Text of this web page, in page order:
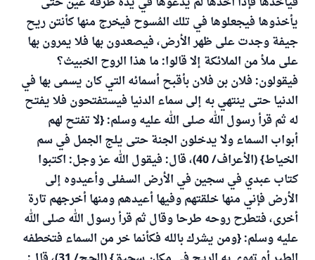
يأخذوها فيجعلوها في تلك المُسوح فيخرج منها كأنتن ريح
جيفة وجدت على ظهر الأرض، فيصعدون بها فلا يمرون بها
على ملأ من الملائكة إلا قالوا: ما هذا الروح الخبيث؟
فيقولون: فلان بن فلان بأقبح أسمائه التي كان يسمى بها في
الدنيا حتى ينتهي به إلى سماء الدنيا فيستفتحون فلا يفتح
له ثم قرأ رسول الله صلى الله عليه وسلم: {لا تفتح لهم
أبواب السماء ولا يدخلون الجنة حتى يلج الجمل في سم
الخياط} (الأعراف/ 40)، قال: فيقول الله عز وجل: اكتبوا
كتاب عبدي في سجين في الأرض السفلى وأعيدوه إلى
الأرض فإني منها خلقتهم وفيها أعيدهم ومنها أخرجهم تارة
أخرى، فتطرح روحه طرحا وقال ثم قرأ رسول الله صلى الله
عليه وسلم: {ومن يشرك بالله فكأنما خر من السماء فتخطفه